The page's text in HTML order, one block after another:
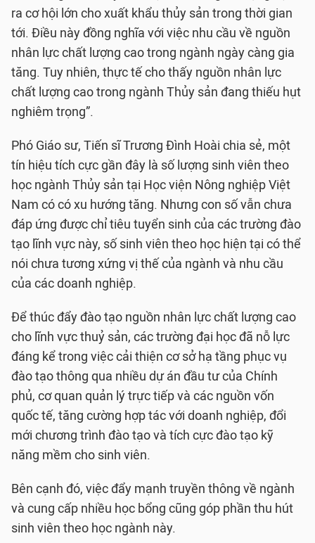
ra cơ hội lớn cho xuất khẩu thủy sản trong thời gian
tới. Điều này đồng nghĩa với việc nhu cầu về nguồn
nhân lực chất lượng cao trong ngành ngày càng gia
tăng. Tuy nhiên, thực tế cho thấy nguồn nhân lực
chất lượng cao trong ngành Thủy sản đang thiếu hụt
nghiêm trọng”.
Phó Giáo sư, Tiến sĩ Trương Đình Hoài chia sẻ, một
tín hiệu tích cực gần đây là số lượng sinh viên theo
học ngành Thủy sản tại Học viện Nông nghiệp Việt
Nam có có xu hướng tăng. Nhưng con số vẫn chưa
đáp ứng được chỉ tiêu tuyển sinh của các trường đào
tạo lĩnh vực này, số sinh viên theo học hiện tại có thể
nói chưa tương xứng vị thế của ngành và nhu cầu
của các doanh nghiệp.
Để thúc đẩy đào tạo nguồn nhân lực chất lượng cao
cho lĩnh vực thuỷ sản, các trường đại học đã nỗ lực
đáng kể trong việc cải thiện cơ sở hạ tầng phục vụ
đào tạo thông qua nhiều dự án đầu tư của Chính
phủ, cơ quan quản lý trực tiếp và các nguồn vốn
quốc tế, tăng cường hợp tác với doanh nghiệp, đổi
mới chương trình đào tạo và tích cực đào tạo kỹ
năng mềm cho sinh viên.
Bên cạnh đó, việc đẩy mạnh truyền thông về ngành
và cung cấp nhiều học bổng cũng góp phần thu hút
sinh viên theo học ngành này.